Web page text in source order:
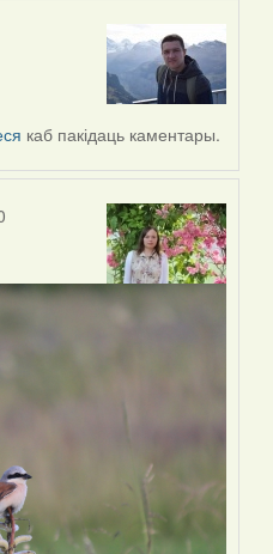
каб пакідаць каментары.